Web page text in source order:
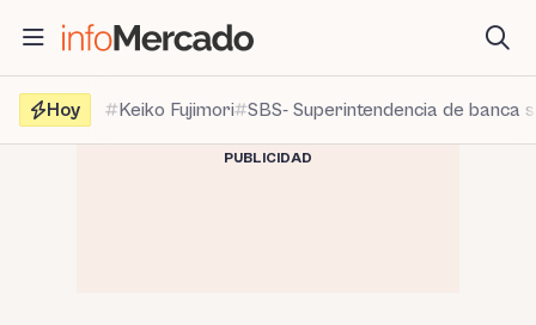
contenido
Hoy
Keiko Fujimori SBS- Superintendencia de banca
PUBLICIDAD